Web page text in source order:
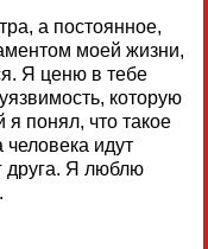
а постоянное,
моей жизни,
Я ценю в тебе
которую
понял, что такое
человека идут
друга. Я люблю